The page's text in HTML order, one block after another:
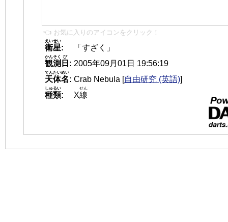
👈 お気に入りのアイコンをクリック！
衛星
えいせい
:
「すざく」
観測
かんそく
日
び
: 2005年09月01日 19:56:19
天体名
てんたいめい
: Crab Nebula [自由研究 (英語)]
種類
しゅるい
: X線
せん